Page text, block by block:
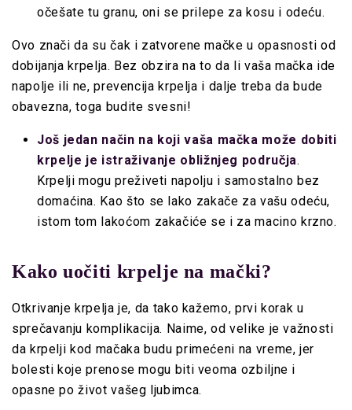
očešate tu granu, oni se prilepe za kosu i odeću.
Ovo znači da su čak i zatvorene mačke u opasnosti od
dobijanja krpelja. Bez obzira na to da li vaša mačka ide
napolje ili ne, prevencija krpelja i dalje treba da bude
obavezna, toga budite svesni!
Još jedan način na koji vaša mačka može dobiti
krpelje je istraživanje obližnjeg područja.
Krpelji mogu preživeti napolju i samostalno bez
domaćina. Kao što se lako zakače za vašu odeću,
istom tom lakoćom zakačiće se i za macino krzno.
Kako uočiti krpelje na mački?
Otkrivanje krpelja je, da tako kažemo, prvi korak u
sprečavanju komplikacija. Naime, od velike je važnosti
da krpelji kod mačaka budu primećeni na vreme, jer
bolesti koje prenose mogu biti veoma ozbiljne i
opasne po život vašeg ljubimca.